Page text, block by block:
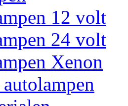
12 volt
24 volt
Xenon